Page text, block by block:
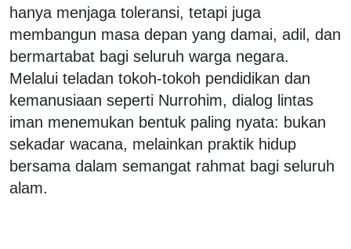
hanya menjaga toleransi, tetapi juga
membangun masa depan yang damai, adil, dan
bermartabat bagi seluruh warga negara.
Melalui teladan tokoh-tokoh pendidikan dan
kemanusiaan seperti Nurrohim, dialog lintas
iman menemukan bentuk paling nyata: bukan
sekadar wacana, melainkan praktik hidup
bersama dalam semangat rahmat bagi seluruh
alam.